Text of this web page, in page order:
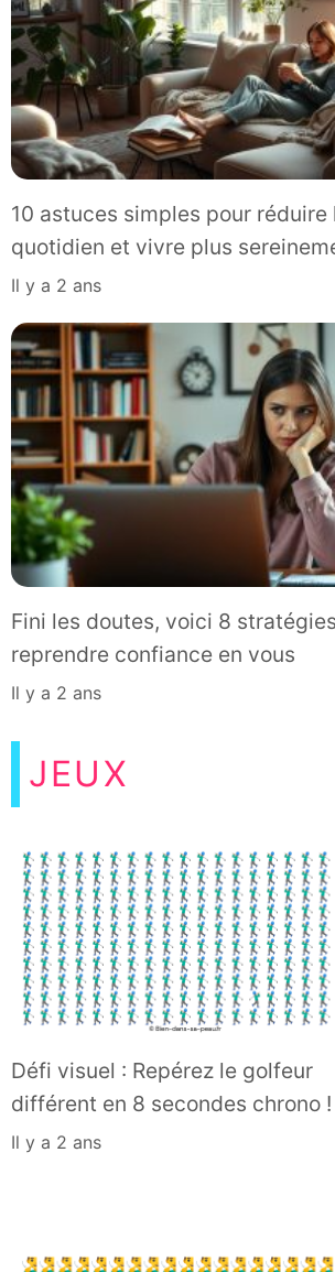
10 astuces simples pour réduire
quotidien et vivre plus
il y a 2 ans
Fini les doutes, voici 8
reprendre confiance en vous
il y a 2 ans
JEUX
Défi visuel : Repérez le golfeur
différent en 8 secondes chrono !
il y a 2 ans